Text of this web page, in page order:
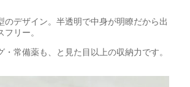
のデザイン。半透明で中身が明瞭だから出
リー。
・常備薬も、と見た目以上の収納力です。